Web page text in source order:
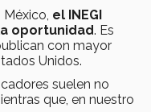
el INEGI
oportunidad. Es
con mayor
Unidos.
suelen no
que, en nuestro